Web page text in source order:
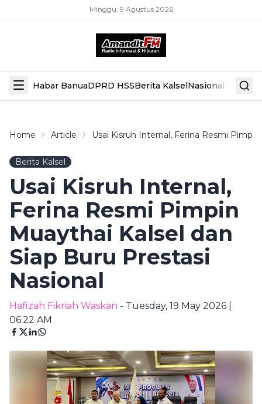
Minggu, 9 Agustus 2026
Habar BanuaDPRD HSSBerita KalselNasional Hiburan
Home Article Usai Kisruh Internal, Ferina Resmi
Berita Kalsel
Usai Kisruh Internal,
Ferina Resmi Pimpin
Muaythai Kalsel dan
Siap Buru Prestasi
Nasional
Hafizah Fikriah Waskan - Tuesday, 19 May 2026 |
06:22 AM